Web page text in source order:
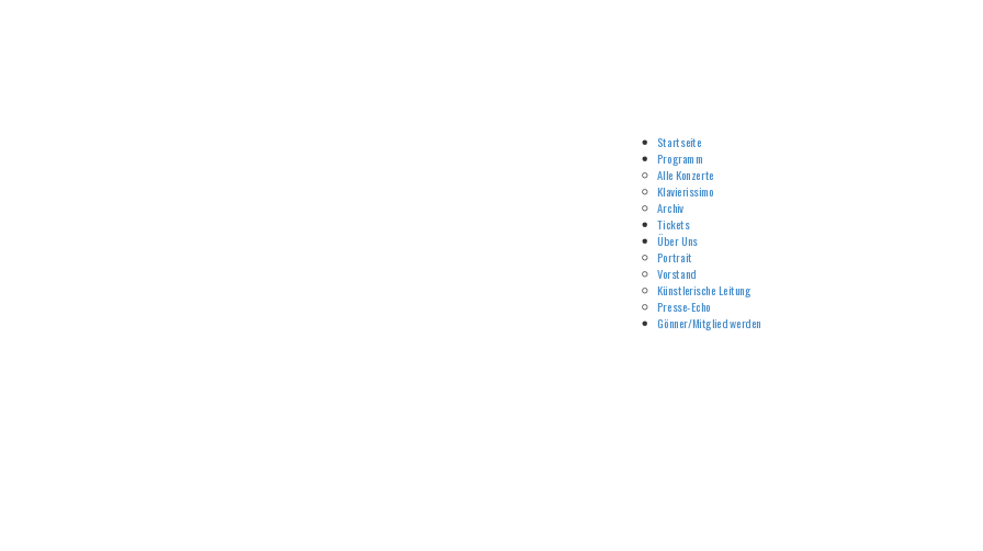
Startseite
Programm
Alle Konzerte
Klavierissimo
Archiv
Tickets
Über Uns
Portrait
Vorstand
Künstlerische Leitung
Presse-Echo
Gönner/Mitglied werden